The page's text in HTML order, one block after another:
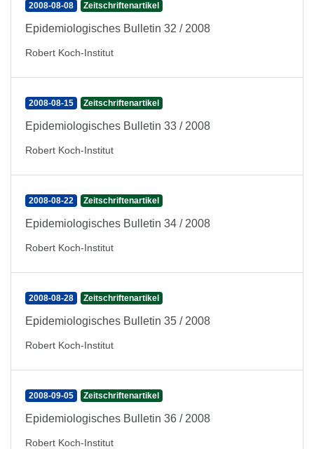
2008-08-08 Zeitschriftenartikel
Epidemiologisches Bulletin 32 / 2008
Robert Koch-Institut
2008-08-15 Zeitschriftenartikel
Epidemiologisches Bulletin 33 / 2008
Robert Koch-Institut
2008-08-22 Zeitschriftenartikel
Epidemiologisches Bulletin 34 / 2008
Robert Koch-Institut
2008-08-28 Zeitschriftenartikel
Epidemiologisches Bulletin 35 / 2008
Robert Koch-Institut
2008-09-05 Zeitschriftenartikel
Epidemiologisches Bulletin 36 / 2008
Robert Koch-Institut